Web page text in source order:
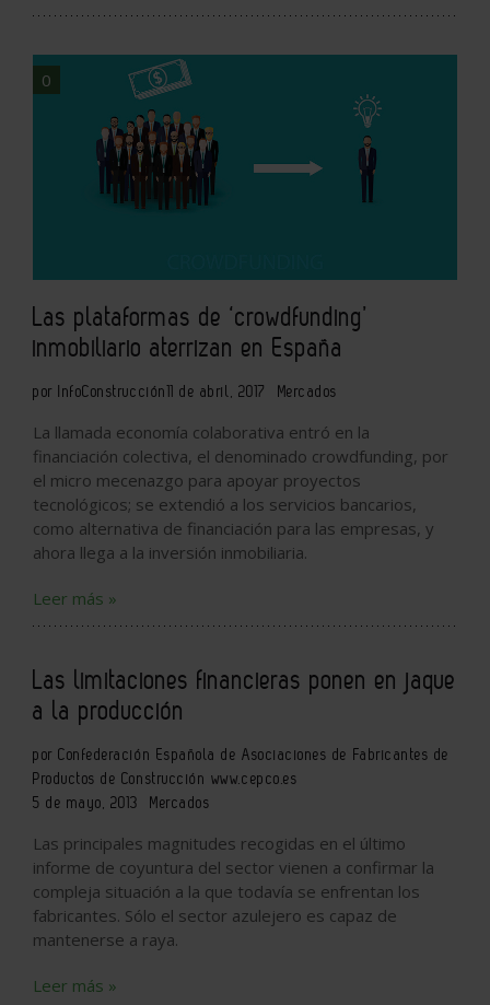
0
Las plataformas de ‘crowdfunding’
inmobiliario aterrizan en España
por InfoConstrucción11 de abril, 2017 Mercados
La llamada economía colaborativa entró en la
financiación colectiva, el denominado crowdfunding, por
el micro mecenazgo para apoyar proyectos
tecnológicos; se extendió a los servicios bancarios,
como alternativa de financiación para las empresas, y
ahora llega a la inversión inmobiliaria.
Leer más »
Las limitaciones financieras ponen en jaque
a la producción
por Confederación Española de Asociaciones de Fabricantes de
Productos de Construcción www.cepco.es
5 de mayo, 2013
Mercados
Las principales magnitudes recogidas en el último
informe de coyuntura del sector vienen a confirmar la
compleja situación a la que todavía se enfrentan los
fabricantes. Sólo el sector azulejero es capaz de
mantenerse a raya.
Leer más »